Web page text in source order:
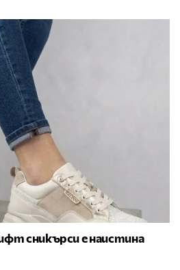
сникърси е наистина